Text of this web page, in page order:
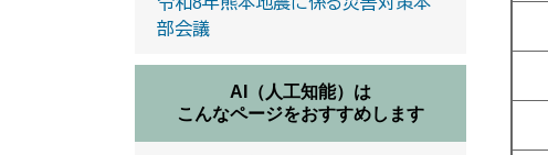
部会議
AI（人工知能）は
こんなページをおすすめします